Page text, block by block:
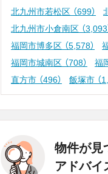
北九州市若松区 （699）
北九州市小倉南区 （3,093
福岡市博多区 （5,578）
福岡市城南区 （708） 福
直方市 （496） 飯塚市 （
物件が見
アドバイ